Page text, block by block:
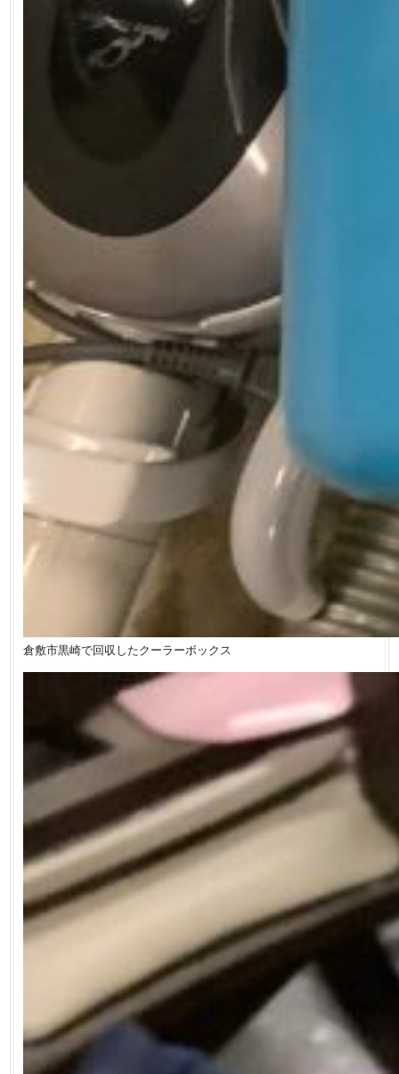
倉敷市黒崎で回収したクーラーボックス